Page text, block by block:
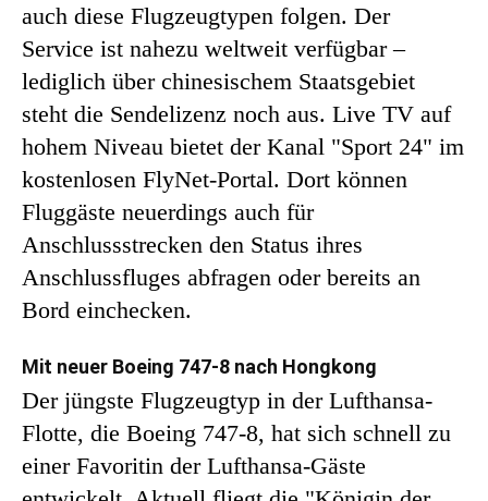
auch diese Flugzeugtypen folgen. Der
Service ist nahezu weltweit verfügbar –
lediglich über chinesischem Staatsgebiet
steht die Sendelizenz noch aus. Live TV auf
hohem Niveau bietet der Kanal "Sport 24" im
kostenlosen FlyNet-Portal. Dort können
Fluggäste neuerdings auch für
Anschlussstrecken den Status ihres
Anschlussfluges abfragen oder bereits an
Bord einchecken.
Mit neuer Boeing 747-8 nach Hongkong
Der jüngste Flugzeugtyp in der Lufthansa-
Flotte, die Boeing 747-8, hat sich schnell zu
einer Favoritin der Lufthansa-Gäste